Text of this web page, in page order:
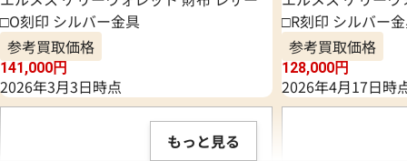
□O刻印 シルバー金具
参考買取価格
141,000円
2026年3月3日時点
□R刻印 シルバー
参考買取価格
128,000円
2026年4月17日時
もっと見る